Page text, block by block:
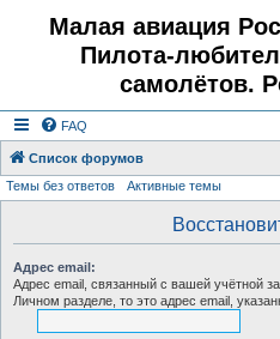
Малая авиация
Пилота-
самолётов.
FAQ
Список форумов
Темы без ответов Активные темы
Адрес email:
Адрес email, связанный с вашей учётной
Личном разделе, то это адрес email,